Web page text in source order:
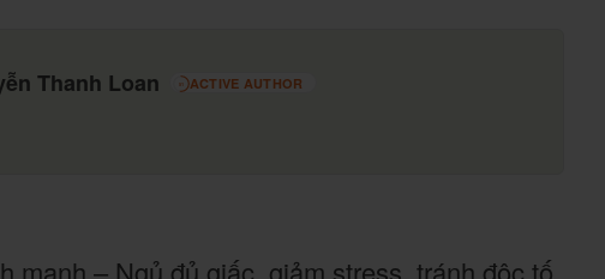
trong chế độ ăn của bệnh nhân đau đại tràng. Chú ý và
an toàn thực phẩm, hạn chế cho người bệnh ăn rau
Thanh Loan 51 ACTIVE AUTHOR